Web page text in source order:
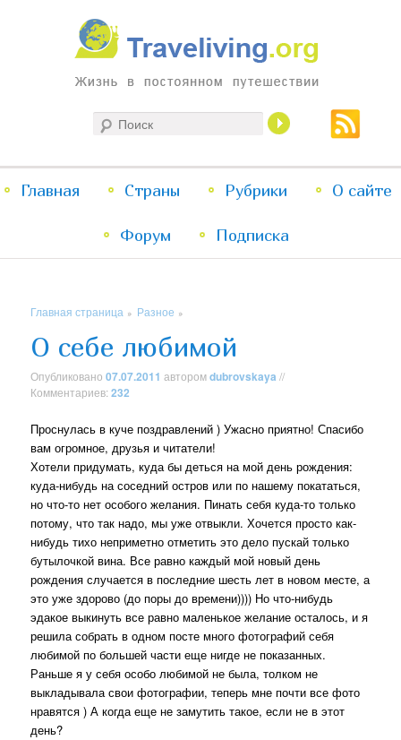
Traveliving
Жизнь в постоянном путешествии
меню
Перейти
к
Перейти
к
Главная Страны Рубрики О сайте
Форум Подписка
Главная страница » Разное »
О себе любимой
Опубликовано07.07.2011 авторомdubrovskaya //
Комментариев:232
Проснулась в куче поздравлений ) Ужасно приятно! Спасибо
вам огромное, друзья и читатели!
Хотели придумать, куда бы деться на мой день рождения:
куда-нибудь на соседний остров или по нашему покататься,
но что-то нет особого желания. Пинать себя куда-то только
потому, что так надо, мы уже отвыкли. Хочется просто как-
нибудь тихо неприметно отметить это дело пускай только
бутылочкой вина. Все равно каждый мой новый день
рождения случается в последние шесть лет в новом месте, а
это уже здорово (до поры до времени)))) Но что-нибудь
эдакое выкинуть все равно маленькое желание осталось, и я
решила собрать в одном посте много фотографий себя
любимой по большей части еще нигде не показанных.
Раньше я у себя особо любимой не была, толком не
выкладывала свои фотографии, теперь мне почти все фото
нравятся ) А когда еще не замутить такое, если не в этот
день?